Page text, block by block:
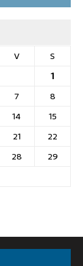
V
S
1
7
8
14
15
21
22
28
29